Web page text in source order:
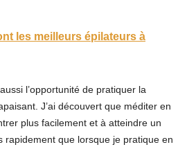
les meilleurs épilateurs à
l’opportunité de pratiquer la
J’ai découvert que méditer en
plus facilement et à atteindre un
rapidement que lorsque je pratique en